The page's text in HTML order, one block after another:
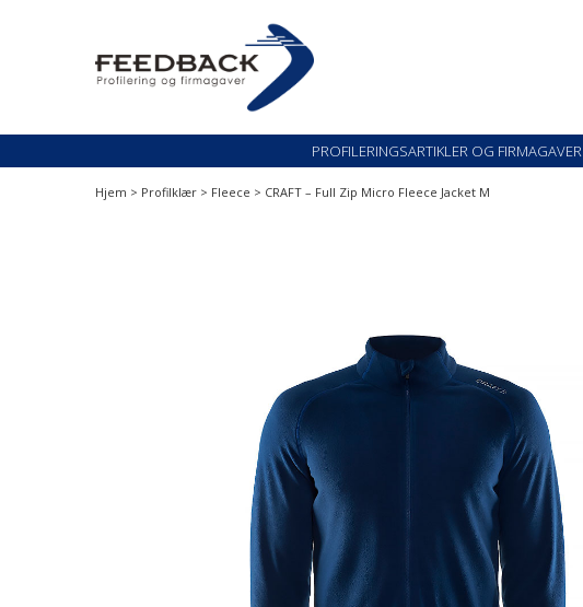
PROFILERINGSARTIKLER OG FIRMAGAVER
Hjem > Profilklær > Fleece > CRAFT – Full Zip Micro Fleece Jacket M